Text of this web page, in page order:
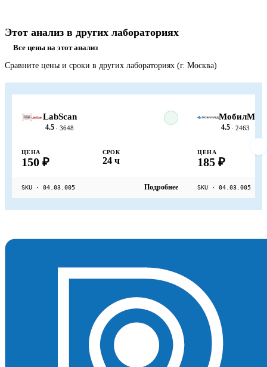
Этот анализ в других лабораториях
Все цены на этот анализ
Сравните цены и сроки в других лабораториях (г. Москва)
LabScan
4.5 · 3648
ЦЕНА
150 ₽
СРОК
24 ч
SKU · 04.03.005 Подробнее
МобилМед
4.5 · 2463
ЦЕНА
185 ₽
SKU · 04.03.005